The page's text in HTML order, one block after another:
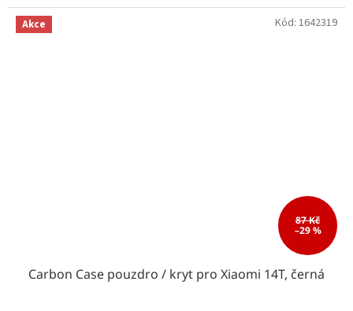
Akce
87 Kč
–29 %
Carbon Case pouzdro / kryt pro Xiaomi 14T, černá
Kód: 1642319